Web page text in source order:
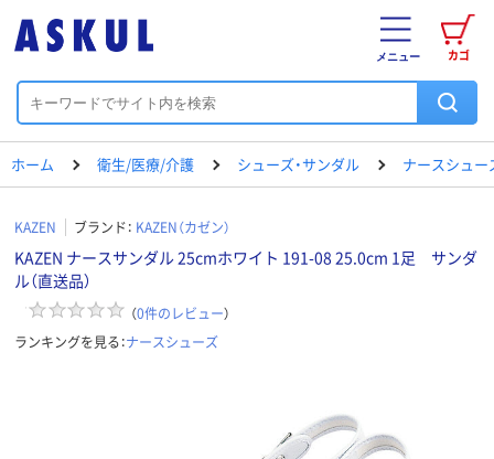
カゴ
メニュー
ホーム 衛生/医療/介護 シューズ・サンダル ナースシュー
KAZEN ブランド： KAZEN（カゼン）
KAZEN ナースサンダル 25cmホワイト 191-08 25.0cm 1足 サンダ
ル（直送品）
（0件のレビュー）
ランキングを見る：ナースシューズ